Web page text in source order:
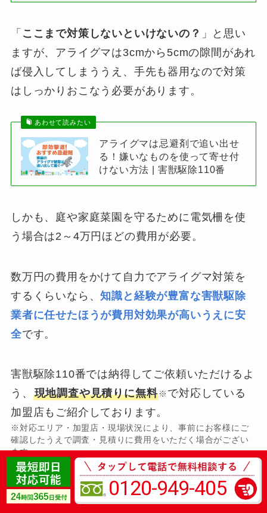
「 ここまで対策しないといけないの？ 」と思い
ますが、アライグマは3cmから5cmの隙間があれ
ば侵入してしまううえ、手先も器用なので対策
はしっかりおこなう必要があります。
あわせて読みたい
アライグマは忌避剤で追い出せ
る！嫌いなものを使って寄せ付
けない方法 | 害獣駆除110番
しかも、庭や家庭菜園を守るために電気柵を使
う場合は2～4万円ほどの費用が必要。
数万円の費用をかけて自力でアライグマ対策を
するくらいなら、知識と経験が豊富な害獣駆除
業者に任せたほうが費用対効果が高いうえに安
全です。
害獣駆除110番では納得してご依頼いただけるよ
う、 現地調査や見積りに無料 ※ で対応している
加盟店もご紹介しております。
※対応エリア・加盟店・現場状況により、事前にお客様にご
確認したうえで調査・見積りに費用をいただく場合がござい
ます。
内容や金額を確認したうえで納得できなけれ
ば、キャンセルいただいても問題ありません。
0120-949-405